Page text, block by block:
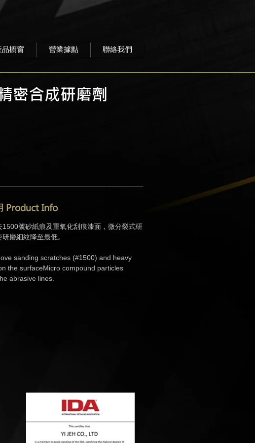
品櫥窗 營業據點 聯絡我們
密合成研磨劑
Product Info
1500號砂紙痕及重氧化刮痕漆面，微分裂式研
磨細紋降至最低。
sanding scratches (#1500) and heavy
the surfaceMicro compound particles
abrasive lines.